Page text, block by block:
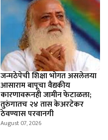
जन्मठेपेची शिक्षा भोगत असलेलया
आसाराम बापूचा वैद्यकीय
कारणावरूनही जामीन फेटाळला;
तुरुंगातच २४ तास केअरटेकर
ठेवण्यास परवानगी
August 07, 2026